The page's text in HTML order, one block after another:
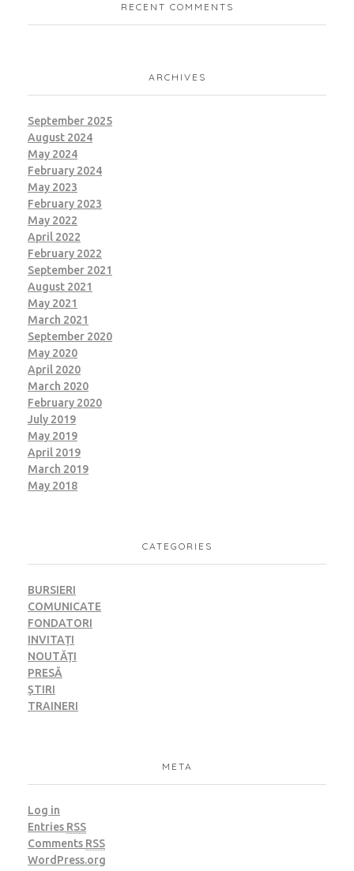
RECENT COMMENTS
ARCHIVES
September 2025
August 2024
May 2024
February 2024
May 2023
February 2023
May 2022
April 2022
February 2022
September 2021
August 2021
May 2021
March 2021
September 2020
May 2020
April 2020
March 2020
February 2020
July 2019
May 2019
April 2019
March 2019
May 2018
CATEGORIES
BURSIERI
COMUNICATE
FONDATORI
INVITAȚI
NOUTĂȚI
PRESĂ
ȘTIRI
TRAINERI
META
Log in
Entries RSS
Comments RSS
WordPress.org